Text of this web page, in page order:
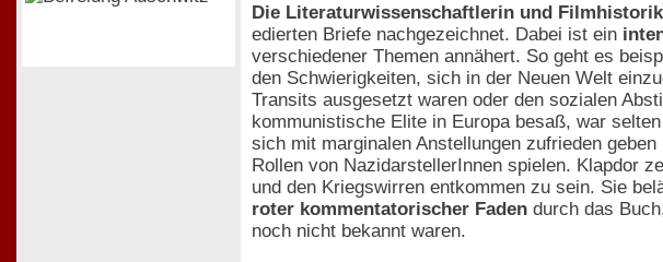
Die Literaturwissenschaftlerin und
edierten Briefe nachgezeichnet. Dabei ist ein
verschiedener Themen annähert. So geht es
den Schwierigkeiten, sich in der Neuen Welt
Transits ausgesetzt waren oder den sozialen
kommunistische Elite in Europa besaß, war
sich mit marginalen Anstellungen zufrieden
Rollen von NazidarstellerInnen spielen. Klapdor
und den Kriegswirren entkommen zu sein. Sie
roter kommentatorischer Faden durch das
noch nicht bekannt waren.